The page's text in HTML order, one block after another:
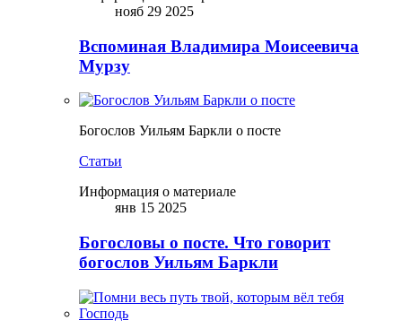
нояб 29 2025
Вспоминая Владимира Моисеевича
Мурзу
Богослов Уильям Баркли о посте
Статьи
Информация о материале
янв 15 2025
Богословы о посте. Что говорит
богослов Уильям Баркли